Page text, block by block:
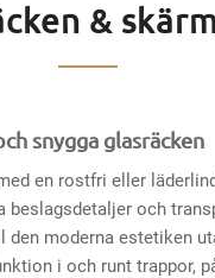
&
snygga glasräcken
en rostfri eller
beslagsdetaljer och
den moderna estetiken
i och runt trappor,